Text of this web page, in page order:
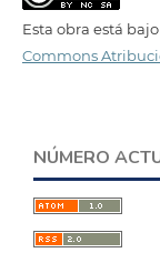
Esta obra está
Commons
NÚMERO